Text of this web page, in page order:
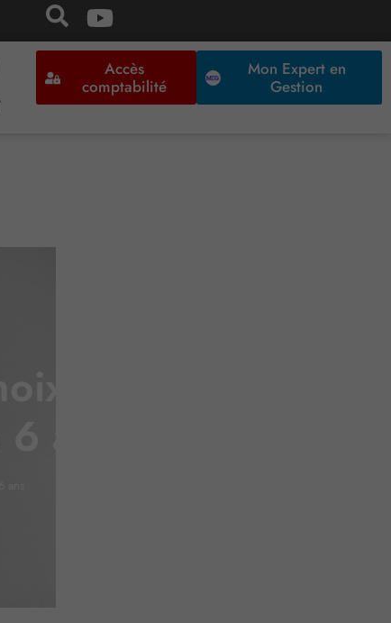
Accès
comptabilité
Mon Expert en
Gestion
du mode de
ans